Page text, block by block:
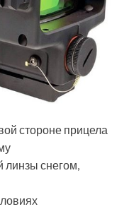
стороне прицела
линзы снегом,